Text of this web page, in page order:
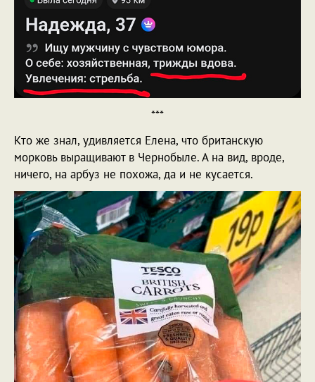
***
Кто же знал, удивляется Елена, что британскую
морковь выращивают в Чернобыле. А на вид, вроде,
ничего, на арбуз не похожа, да и не кусается.